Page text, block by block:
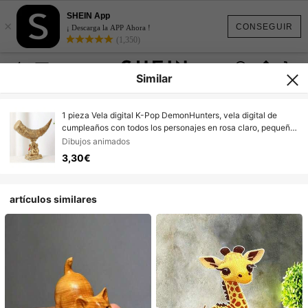
CONSEGUIR
×
SHEIN App
¡ Descarga la APP Ahora !
(1,350)
Similar
1 pieza Vela digital K-Pop DemonHunters, vela digital de
cumpleaños con todos los personajes en rosa claro, pequeño
regalo para fiestas, decoración de vela artesanal, disfraz de
cumpleaños, vela digital de aniversario, adecuada para
cualquier celebración de festival, pegatinas, escritorios,
Dibujos animados
3,30€
artículos similares